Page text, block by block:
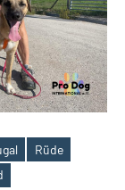
Rüde